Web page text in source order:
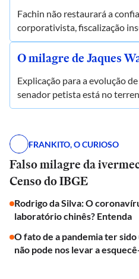
Fachin não restaurará a
corporativista, fiscalização
O milagre de Jaques
Explicação para a evolução
senador petista está no
FRANKITO, O CURIOSO
Falso milagre da
Censo do IBGE
Rodrigo da Silva: O
laboratório chinês? Entenda
O fato de a pandemia ter
não pode nos levar a